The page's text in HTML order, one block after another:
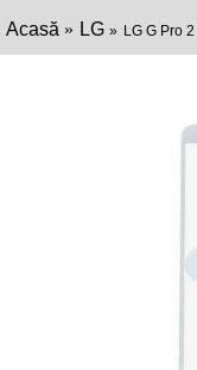
Acasă LG LG G Pro 2